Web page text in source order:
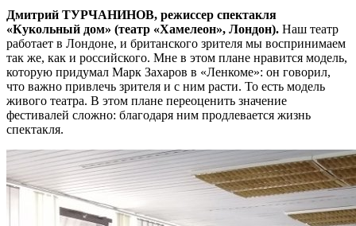
Дмитрий ТУРЧАНИНОВ, режиссер спектакля
«Кукольный дом» (театр «Хамелеон», Лондон). Наш театр
работает в Лондоне, и британского зрителя мы воспринимаем
так же, как и российского. Мне в этом плане нравится модель,
которую придумал Марк Захаров в «Ленкоме»: он говорил,
что важно привлечь зрителя и с ним расти. То есть модель
живого театра. В этом плане переоценить значение
фестивалей сложно: благодаря ним продлевается жизнь
спектакля.